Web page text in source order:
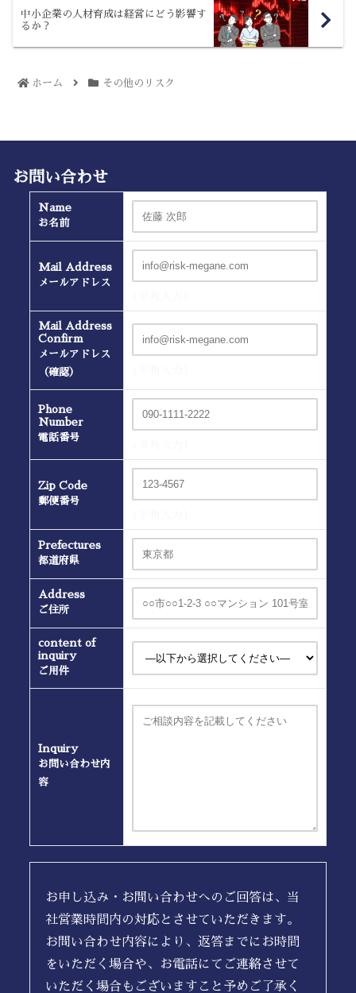
中小企業の人材育成は経営にどう影響す
るか？
ホーム その他のリスク
お問い合わせ
Name
お名前
Mail Address
メールアドレス
Mail Address
Confirm
メールアドレス
（確認）
Phone
Number
電話番号
Zip Code
郵便番号
Prefectures
都道府県
Address
ご住所
content of
inquiry
ご用件
Inquiry
お問い合わせ内
容
お申し込み・お問い合わせへのご回答は、当
社営業時間内の対応とさせていただきます。
お問い合わせ内容により、返答までにお時間
をいただく場合や、お電話にてご連絡させて
いただく場合もございますこと予めご了承く